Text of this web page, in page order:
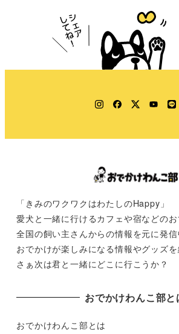
Instagram
Facebook
Twitter
「きみのワクワクはわたしのHappy」
愛犬と一緒に行けるカフェや宿などの
全国の飼い主さんからの情報を元に発信
おでかけが楽しみになる情報やグッズを
さぁ次は君と一緒にどこに行こうか？
おでかけわんこ部と
おでかけわんこ部とは